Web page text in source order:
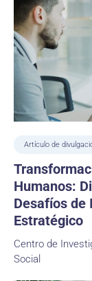
Artículo de
Humanos:
Desafíos de
Estratégico
Centro de
Social